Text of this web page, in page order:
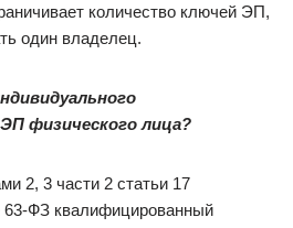
количество ключей ЭП,
один владелец.
физического лица?
2, 3 части 2 статьи 17
ФЗ квалифицированный